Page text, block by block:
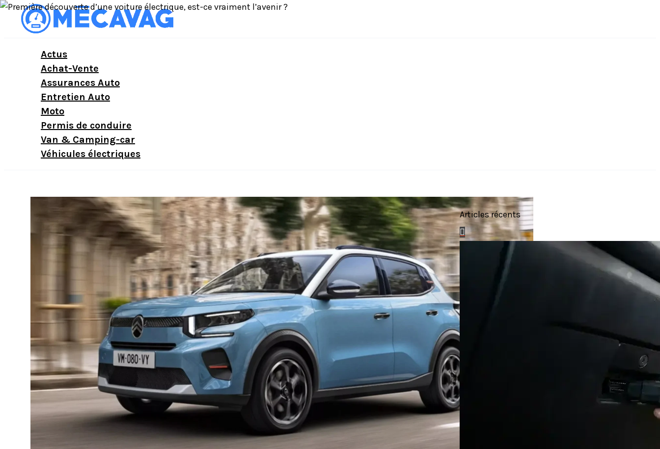
Aller
Actus
Achat-Vente
Assurances Auto
Entretien Auto
Moto
Permis de conduire
Van & Camping-car
Véhicules électriques
Articles récents